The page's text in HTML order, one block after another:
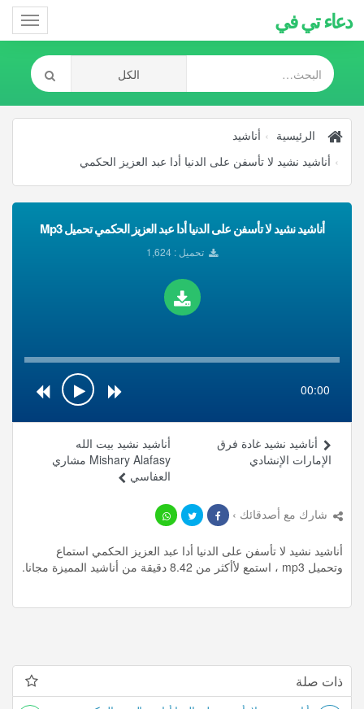
دعاء تي في
الرئيسية
أناشيد
أناشيد نشيد لا تأسفن على الدنيا أدا عبد العزيز الحكمي
أناشيد نشيد لا تأسفن على الدنيا أدا عبد العزيز الحكمي تحميل Mp3
تحميل : 1,624
00:00
أناشيد نشيد بيت الله
Mishary Alafasy مشاري
العفاسي
أناشيد نشيد غادة فرق
الإمارات الإنشادي
شارك مع أصدقائك ›
أناشيد نشيد لا تأسفن على الدنيا أدا عبد العزيز الحكمي استماع
وتحميل mp3 ، استمع لأأكثر من 8.42 دقيقة من أناشيد المميزة مجانا.
ذات صلة